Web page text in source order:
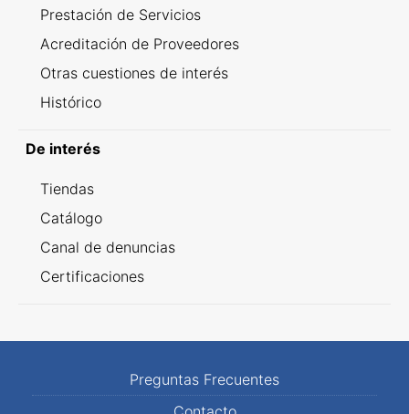
Prestación de Servicios
Acreditación de Proveedores
Otras cuestiones de interés
Histórico
De interés
Tiendas
Catálogo
Canal de denuncias
Certificaciones
Preguntas Frecuentes